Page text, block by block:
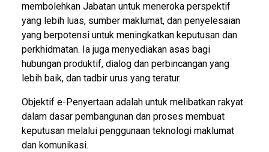
membolehkan Jabatan untuk meneroka perspektif
yang lebih luas, sumber maklumat, dan penyelesaian
yang berpotensi untuk meningkatkan keputusan dan
perkhidmatan. Ia juga menyediakan asas bagi
hubungan produktif, dialog dan perbincangan yang
lebih baik, dan tadbir urus yang teratur.
Objektif e-Penyertaan adalah untuk melibatkan rakyat
dalam dasar pembangunan dan proses membuat
keputusan melalui penggunaan teknologi maklumat
dan komunikasi.